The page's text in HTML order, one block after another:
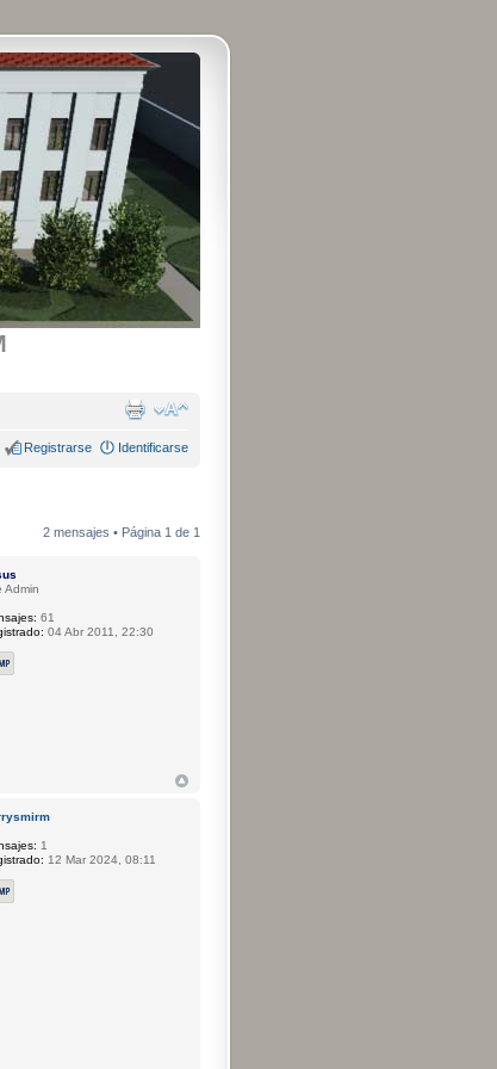
Registrarse Identificarse
2 mensajes • Página 1 de 1
Admin
61
04 Abr 2011, 22:30
1
12 Mar 2024, 08:11